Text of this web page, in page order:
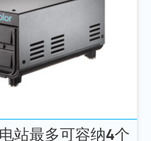
站最多可容纳4个